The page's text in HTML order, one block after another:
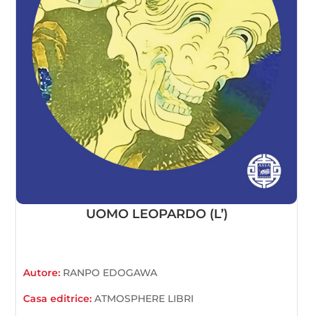
UOMO LEOPARDO (L’)
Autore: RANPO EDOGAWA
Casa editrice:ATMOSPHERE LIBRI